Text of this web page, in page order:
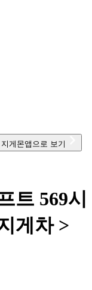
지게몬앱으로 보기
트 569시
게차 >